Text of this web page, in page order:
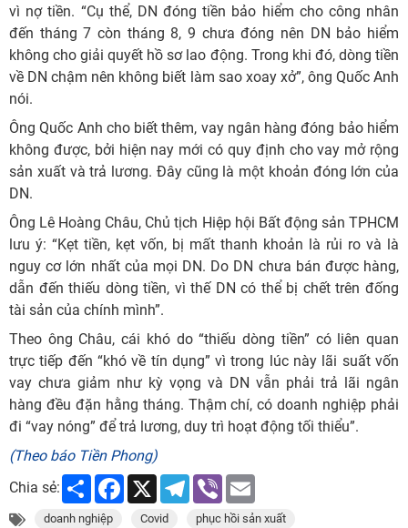
vì nợ tiền. “Cụ thể, DN đóng tiền bảo hiểm cho công nhân
đến tháng 7 còn tháng 8, 9 chưa đóng nên DN bảo hiểm
không cho giải quyết hồ sơ lao động. Trong khi đó, dòng tiền
về DN chậm nên không biết làm sao xoay xở”, ông Quốc Anh
nói.
Ông Quốc Anh cho biết thêm, vay ngân hàng đóng bảo hiểm
không được, bởi hiện nay mới có quy định cho vay mở rộng
sản xuất và trả lương. Đây cũng là một khoản đóng lớn của
DN.
Ông Lê Hoàng Châu, Chủ tịch Hiệp hội Bất động sản TPHCM
lưu ý: “Kẹt tiền, kẹt vốn, bị mất thanh khoản là rủi ro và là
nguy cơ lớn nhất của mọi DN. Do DN chưa bán được hàng,
dẫn đến thiếu dòng tiền, vì thế DN có thể bị chết trên đống
tài sản của chính mình”.
Theo ông Châu, cái khó do “thiếu dòng tiền” có liên quan
trực tiếp đến “khó về tín dụng” vì trong lúc này lãi suất vốn
vay chưa giảm như kỳ vọng và DN vẫn phải trả lãi ngân
hàng đều đặn hằng tháng. Thậm chí, có doanh nghiệp phải
đi “vay nóng” để trả lương, duy trì hoạt động tối thiểu”.
(Theo báo Tiền Phong)
Chia sẻ:
Share Facebook
X Telegram
Viber
doanh nghiệp Covid phục hồi sản xuất